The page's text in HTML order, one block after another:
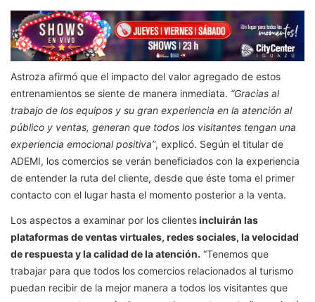
Astroza afirmó que el impacto del valor agregado de estos
entrenamientos se siente de manera inmediata. “Gracias al
trabajo de los equipos y su gran experiencia en la atención al
público y ventas, generan que todos los visitantes tengan una
experiencia emocional positiva”, explicó. Según el titular de
ADEMI, los comercios se verán beneficiados con la experiencia
de entender la ruta del cliente, desde que éste toma el primer
contacto con el lugar hasta el momento posterior a la venta.
Los aspectos a examinar por los clientesincluirán las
plataformas de ventas virtuales, redes sociales, la velocidad
de respuesta y la calidad de la atención. “Tenemos que
trabajar para que todos los comercios relacionados al turismo
puedan recibir de la mejor manera a todos los visitantes que